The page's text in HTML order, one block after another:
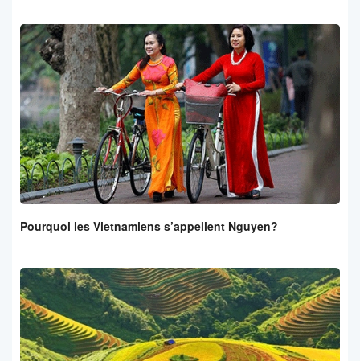
Pourquoi les Vietnamiens s’appellent Nguyen?